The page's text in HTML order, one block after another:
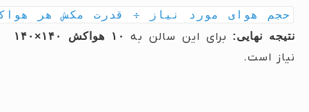
حجم هوای مورد نیاز ÷ قدرت مکش هر هواکش = ۴۳۲,۰۰۰ ÷
نتیجه نهایی: برای این سالن به ۱۰ هواکش ۱۴۰×۱۴۰
نیاز است.